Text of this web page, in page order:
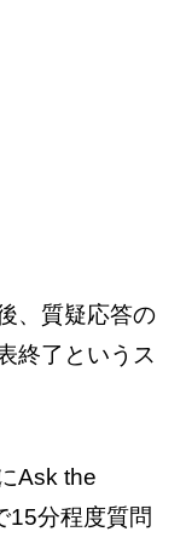
、質疑応答の
終了というス
Ask the
15分程度質問